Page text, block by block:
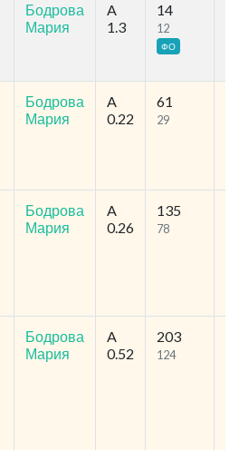
Бодрова
Мария
A
1.3
14
12
ФО
Бодрова
Мария
A
0.22
61
29
Бодрова
Мария
A
0.26
135
78
Бодрова
Мария
A
0.52
203
124